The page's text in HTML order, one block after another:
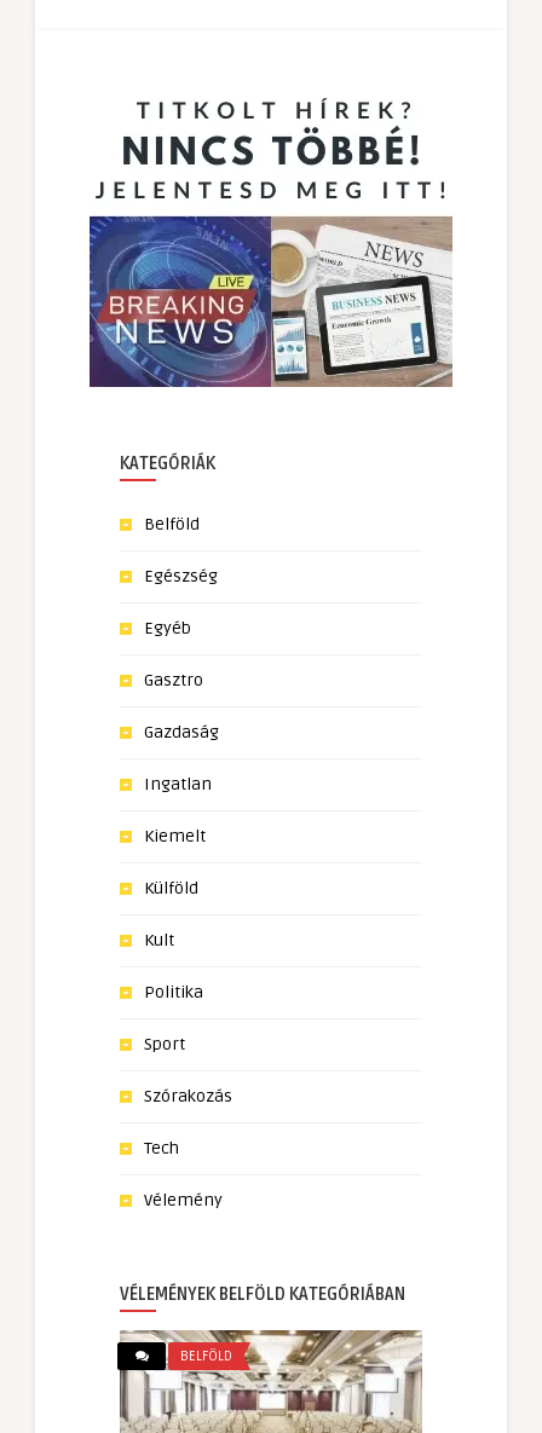
KATEGÓRIÁK
Belföld
Egészség
Egyéb
Gasztro
Gazdaság
Ingatlan
Kiemelt
Külföld
Kult
Politika
Sport
Szórakozás
Tech
Vélemény
VÉLEMÉNYEK BELFÖLD KATEGÓRIÁBAN
BELFÖLD